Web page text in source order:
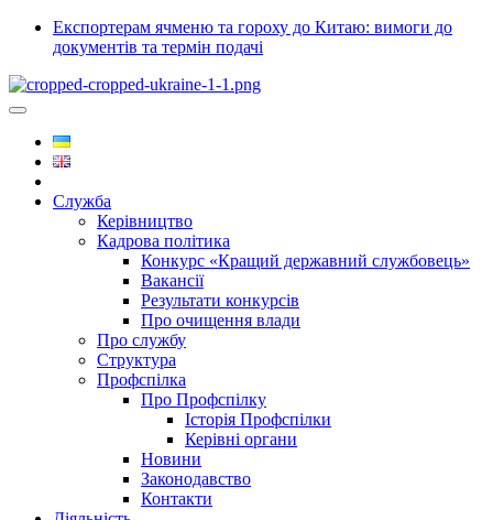
Експортерам ячменю та гороху до Китаю: вимоги до
документів та термін подачі
Служба
Керівництво
Кадрова політика
Конкурс «Кращий державний службовець»
Вакансії
Результати конкурсів
Про очищення влади
Про службу
Структура
Профспілка
Про Профспілку
Історія Профспілки
Керівні органи
Новини
Законодавство
Контакти